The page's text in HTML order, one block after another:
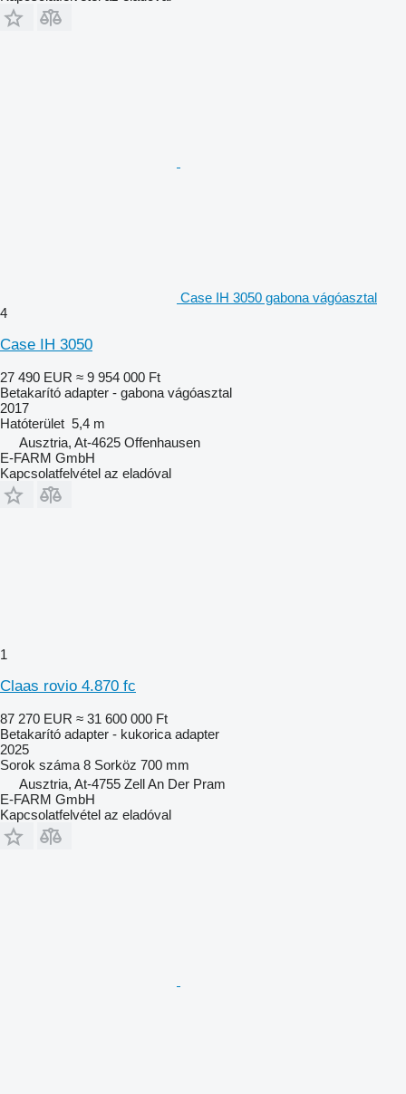
Case IH 3050 gabona vágóasztal
4
Case IH 3050
27 490 EUR ≈ 9 954 000 Ft
Betakarító adapter - gabona vágóasztal
2017
Hatóterület 5,4 m
Ausztria, At-4625 Offenhausen
E-FARM GmbH
Kapcsolatfelvétel az eladóval
1
Claas rovio 4.870 fc
87 270 EUR ≈ 31 600 000 Ft
Betakarító adapter - kukorica adapter
2025
Sorok száma 8 Sorköz 700 mm
Ausztria, At-4755 Zell An Der Pram
E-FARM GmbH
Kapcsolatfelvétel az eladóval